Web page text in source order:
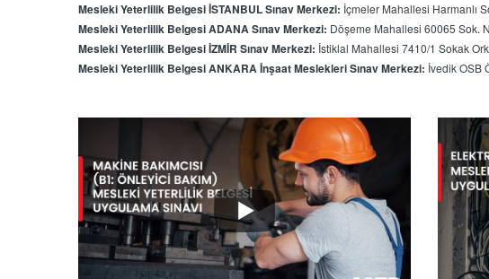
Mesleki Yeterlilik Belgesi İSTANBUL Sınav Merkezi: İçmeler Mahallesi Harmanlı
Mesleki Yeterlilik Belgesi ADANA Sınav Merkezi: Döşeme Mahallesi 60065 Sok.
Mesleki Yeterlilik Belgesi İZMİR Sınav Merkezi: İstiklal Mahallesi 7410/1 Sokak
Mesleki Yeterlilik Belgesi ANKARA İnşaat Meslekleri Sınav Merkezi: İvedik OSB